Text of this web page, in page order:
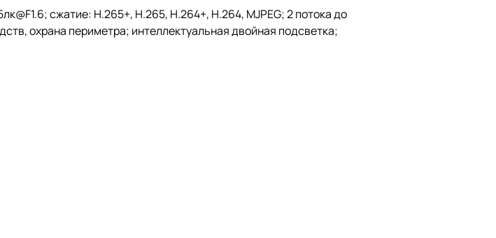
сжатие: H.265+, H.265, H.264+, H.264, MJPEG; 2 потока до
охрана периметра; интеллектуальная двойная подсветка;